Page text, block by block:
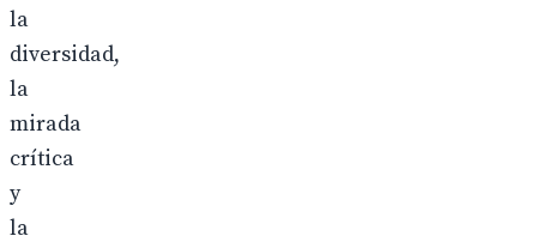
la
diversidad,
la
mirada
crítica
y
la